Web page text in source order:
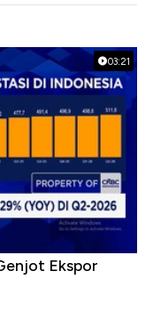
03:21
Ekspor